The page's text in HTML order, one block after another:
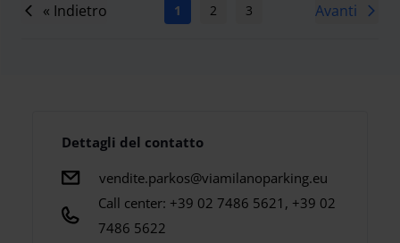
« Indietro 1 2 3 5 6
Avanti
Dettagli del contatto
vendite.parkos@viamilanoparking.eu
Call center: +39 02 7486 5621, +39 02
7486 5622